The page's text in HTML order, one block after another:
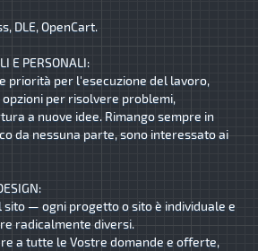
DLE, OpenCart.
E PERSONALI:
priorità per l'esecuzione del lavoro,
per risolvere problemi,
a nuove idee. Rimango sempre in
da nessuna parte, sono interessato ai
sito — ogni progetto o sito è individuale e
radicalmente diversi.
a tutte le Vostre domande e offerte,